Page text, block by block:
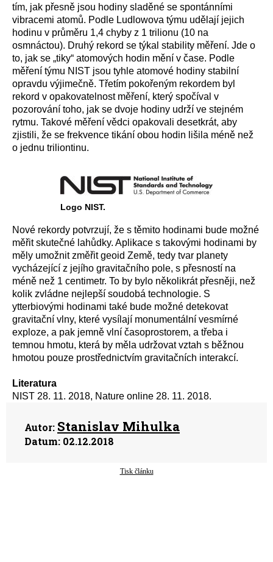
tím, jak přesně jsou hodiny sladěné se spontánními
vibracemi atomů. Podle Ludlowova týmu udělají jejich
hodinu v průměru 1,4 chyby z 1 trilionu (10 na
osmnáctou). Druhý rekord se týkal stability měření. Jde o
to, jak se „tiky“ atomových hodin mění v čase. Podle
měření týmu NIST jsou tyhle atomové hodiny stabilní
opravdu výjimečně. Třetím pokořeným rekordem byl
rekord v opakovatelnost měření, který spočíval v
pozorování toho, jak se dvoje hodiny udrží ve stejném
rytmu. Takové měření vědci opakovali desetkrát, aby
zjistili, že se frekvence tikání obou hodin lišila méně než
o jednu triliontinu.
Logo NIST.
Nové rekordy potvrzují, že s těmito hodinami bude možné
měřit skutečné lahůdky. Aplikace s takovými hodinami by
měly umožnit změřit geoid Země, tedy tvar planety
vycházející z jejího gravitačního pole, s přesností na
méně než 1 centimetr. To by bylo několikrát přesněji, než
kolik zvládne nejlepší soudobá technologie. S
ytterbiovými hodinami také bude možné detekovat
gravitační vlny, které vysílají monumentální vesmírné
exploze, a pak jemně vlní časoprostorem, a třeba i
temnou hmotu, která by měla udržovat vztah s běžnou
hmotou pouze prostřednictvím gravitačních interakcí.
Literatura
NIST 28. 11. 2018, Nature online 28. 11. 2018.
Autor: Stanislav Mihulka
Datum: 02.12.2018
Tisk článku